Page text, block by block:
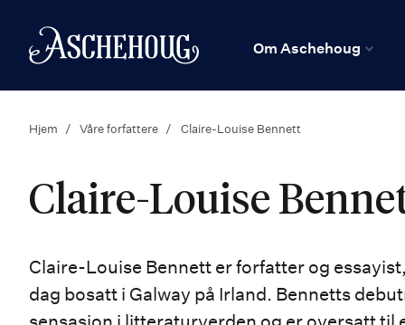
Hjem
Om Aschehoug
Hjem Våre forfattere Claire-Louise Bennett
Claire-Louise
Claire-Louise Bennett er forfatter og
dag bosatt i Galway på Irland. Bennetts